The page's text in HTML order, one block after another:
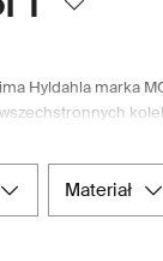
Hyldahla marka
garderoby
wybór artykułów
materiał